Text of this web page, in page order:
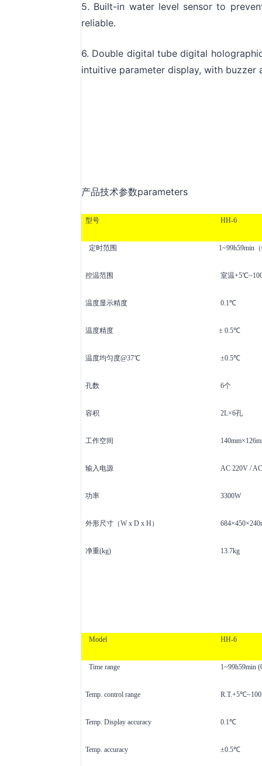
5. Built-in water level sensor to
reliable.
6. Double digital tube digital
intuitive parameter display, with buzzer
产品技术参数parameters
型号 HH-6
定时范围 1~99h59min
控温范围 室温
温度显示精度 0.1℃
温度精度 ± 0.5℃
温度均匀度@37℃ ±0.5℃
孔数 6个
容积 2L×6孔
工作空间
输入电源 AC 220V /
功率 3300W
外形尺寸（W x D x H）
净重(kg) 13.7kg
Model HH-6
Time range 1~99h59min
Temp. control range
Temp. Display accuracy 0.1℃
Temp. accuracy ±0.5℃